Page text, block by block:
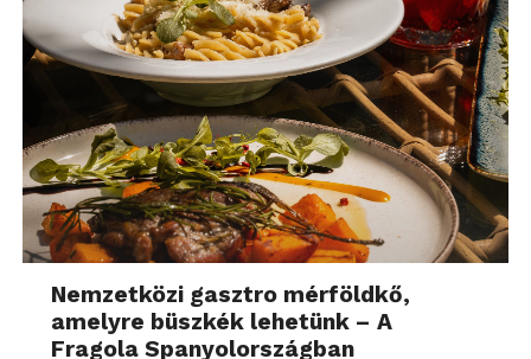
Nemzetközi gasztro mérföldkő,
amelyre büszkék lehetünk – A
Fragola Spanyolországban